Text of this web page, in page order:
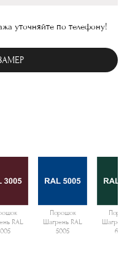
уточняйте по телефону!
RAL
Порошок
Шагрень RAL
5005